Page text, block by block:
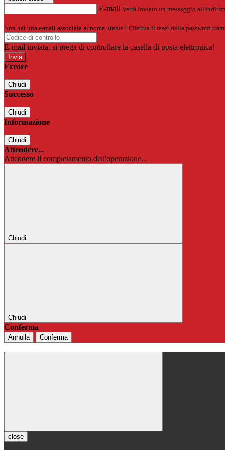
E-mail Verrà inviato un messaggio
Non hai una e-mail associata al nome utente? Effettua il reset della password
E-mail inviata, si prega di controllare la casella di posta elettronica!
Errore
Chiudi
Successo
Chiudi
Informazione
Chiudi
Attendere...
Attendere il completamento dell'operazione...
Chiudi
Chiudi
Conferma
Annulla Conferma
close